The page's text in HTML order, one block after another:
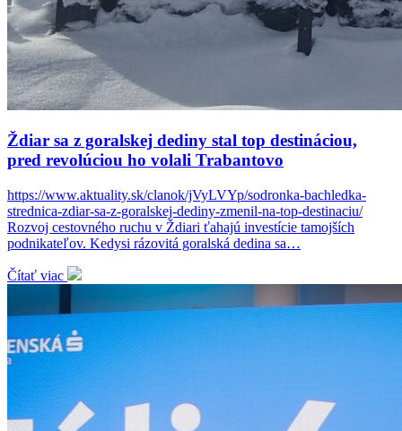
Ždiar sa z goralskej dediny stal top destináciou,
pred revolúciou ho volali Trabantovo
https://www.aktuality.sk/clanok/jVyLVYp/sodronka-bachledka-
strednica-zdiar-sa-z-goralskej-dediny-zmenil-na-top-destinaciu/
Rozvoj cestovného ruchu v Ždiari ťahajú investície tamojších
podnikateľov. Kedysi rázovitá goralská dedina sa…
Čítať viac